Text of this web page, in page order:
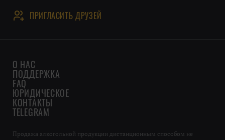
ПРИГЛАСИТЬ ДРУЗЕЙ
О НАС
ПОДДЕРЖКА
FAQ
ЮРИДИЧЕСКОЕ
КОНТАКТЫ
TELEGRAM
Продажа алкогольной продукции дистанционным способом не